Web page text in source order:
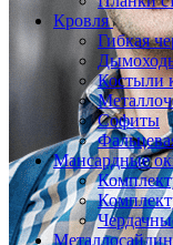
Кровля
Гибкая
Костыли
Софиты
Мансардные